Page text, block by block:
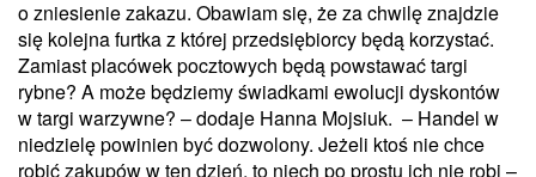
o zniesienie zakazu. Obawiam się, że za chwilę znajdzie
się kolejna furtka z której przedsiębiorcy będą korzystać.
Zamiast placówek pocztowych będą powstawać targi
rybne? A może będziemy świadkami ewolucji dyskontów
w targi warzywne? – dodaje Hanna Mojsiuk. – Handel w
niedzielę powinien być dozwolony. Jeżeli ktoś nie chce
robić zakupów w ten dzień, to niech po prostu ich nie robi –